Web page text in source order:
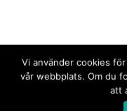
Vi använder cookies
vår webbplats. Om du
att